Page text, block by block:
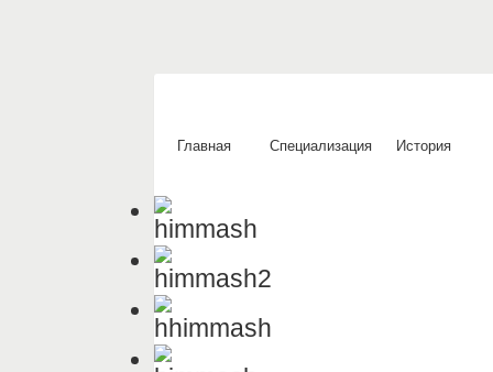
Главная Специализация История